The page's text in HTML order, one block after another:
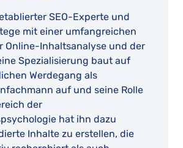
SEO-Experte und
mit einer umfangreichen
Online-Inhaltsanalyse und der
Spezialisierung baut auf
Werdegang als
auf und seine Rolle
der
hat ihn dazu
Inhalte zu erstellen, die